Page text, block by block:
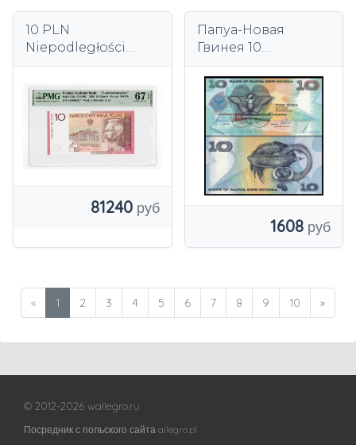
10 PLN
Niepodległości
PLN 2008 NBP
PWPW
81240
Папуа-Новая
Гвинея 10
года P-17 UNC
1608
« 1 2 3 4 5 6 7 8 9 10 »
© 2012-2026 wallegro.ru
Посредник с польского сайта allegro.pl